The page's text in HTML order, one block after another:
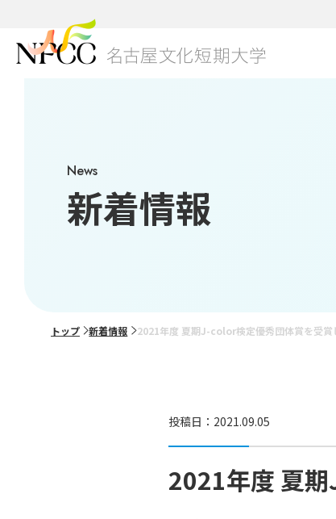
News
新着情報
トップ 新着情報 2021年度 夏期J-color検定優秀団体賞を受賞
投稿日：2021.09.05
2021年度 夏